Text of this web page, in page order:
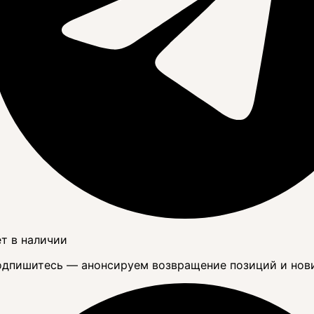
в наличии
— анонсируем возвращение позиций и